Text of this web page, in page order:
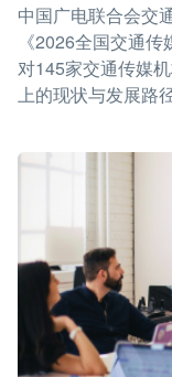
中国广电联合会交
《2026全国交通
对145家交通传媒
上的现状与发展路径